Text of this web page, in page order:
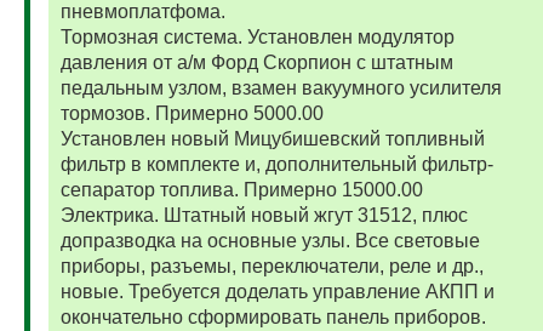
пневмоплатфома.
Тормозная система. Установлен модулятор
давления от а/м Форд Скорпион с штатным
педальным узлом, взамен вакуумного усилителя
тормозов. Примерно 5000.00
Установлен новый Мицубишевский топливный
фильтр в комплекте и, дополнительный фильтр-
сепаратор топлива. Примерно 15000.00
Электрика. Штатный новый жгут 31512, плюс
допразводка на основные узлы. Все световые
приборы, разъемы, переключатели, реле и др.,
новые. Требуется доделать управление АКПП и
окончательно сформировать панель приборов.